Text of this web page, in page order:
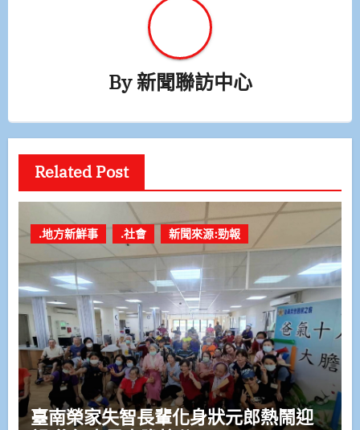
By新聞聯訪中心
Related Post
.地方新鮮事 .社會 新聞來源:勁報
臺南榮家失智長輩化身狀元郎熱鬧迎